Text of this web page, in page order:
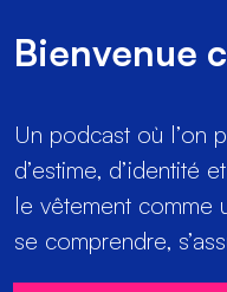
Bienvenue
Un podcast où l’on
d’estime, d’identité
le vêtement comme
se comprendre,